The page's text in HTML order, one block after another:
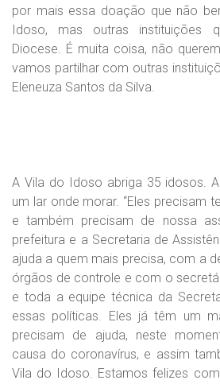
por mais essa doação que não
Idoso, mas outras instituições
Diocese. É muita coisa, não
vamos partilhar com outras
Eleneuza Santos da Silva.
A Vila do Idoso abriga 35 idosos.
um lar onde morar. “Eles precisam
e também precisam de nossa
prefeitura e a Secretaria de
ajuda a quem mais precisa, com a
órgãos de controle e com o
e toda a equipe técnica da
essas políticas. Eles já têm um
precisam de ajuda, neste
causa do coronavírus, e assim
Vila do Idoso. Estamos felizes